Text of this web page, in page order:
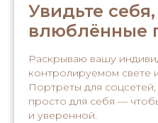
Увидьте
влюблённые
Раскрываю вашу
контролируемом свете
Портреты для
просто для себя —
и уверенной.